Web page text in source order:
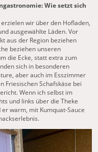
Wie setzt sich
wir über den Hofladen,
ausgewählte Läden. Vor
aus der Region beziehen
beziehen unseren
die Ecke, statt extra zum
sich in besonderen
aber auch im Esszimmer
Friesischen Schafskäse bei
Wenn ich selbst im
und links über die Theke
warm, mit Kumquat-Sauce